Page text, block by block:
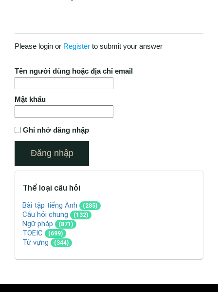
Please login or Register to submit your answer
Tên người dùng hoặc địa chỉ email
Mật khẩu
Ghi nhớ đăng nhập
Thể loại câu hỏi
Bài tập tiếng Anh (285)
Câu hỏi chung (132)
Ngữ pháp (871)
TOEIC (699)
Từ vựng (344)